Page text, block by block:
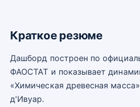
Краткое резюме
Дашборд построен по
ФАОСТАТ и показывает
«Химическая древесная
д'Ивуар.